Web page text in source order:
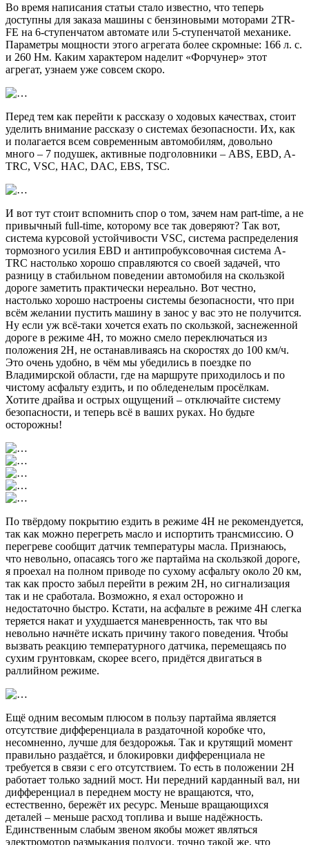
Во время написания статьи стало известно, что теперь
доступны для заказа машины с бензиновыми моторами 2TR-
FE на 6-ступенчатом автомате или 5-ступенчатой механике.
Параметры мощности этого агрегата более скромные: 166 л. с.
и 260 Нм. Каким характером наделит «Форчунер» этот
агрегат, узнаем уже совсем скоро.
Перед тем как перейти к рассказу о ходовых качествах, стоит
уделить внимание рассказу о системах безопасности. Их, как
и полагается всем современным автомобилям, довольно
много – 7 подушек, активные подголовники – ABS, EBD, A-
TRC, VSC, HAC, DAC, EBS, TSC.
И вот тут стоит вспомнить спор о том, зачем нам part-time, а не
привычный full-time, которому все так доверяют? Так вот,
система курсовой устойчивости VSC, система распределения
тормозного усилия EBD и антипробуксовочная система A-
TRC настолько хорошо справляются со своей задачей, что
разницу в стабильном поведении автомобиля на скользкой
дороге заметить практически нереально. Вот честно,
настолько хорошо настроены системы безопасности, что при
всём желании пустить машину в занос у вас это не получится.
Ну если уж всё-таки хочется ехать по скользкой, заснеженной
дороге в режиме 4H, то можно смело переключаться из
положения 2Н, не останавливаясь на скоростях до 100 км/ч.
Это очень удобно, в чём мы убедились в поездке по
Владимирской области, где на маршруте приходилось и по
чистому асфальту ездить, и по обледенелым просёлкам.
Хотите драйва и острых ощущений – отключайте систему
безопасности, и теперь всё в ваших руках. Но будьте
осторожны!
По твёрдому покрытию ездить в режиме 4Н не рекомендуется,
так как можно перегреть масло и испортить трансмиссию. О
перегреве сообщит датчик температуры масла. Признаюсь,
что невольно, опасаясь того же партайма на скользкой дороге,
я проехал на полном приводе по сухому асфальту около 20 км,
так как просто забыл перейти в режим 2Н, но сигнализация
так и не сработала. Возможно, я ехал осторожно и
недостаточно быстро. Кстати, на асфальте в режиме 4Н слегка
теряется накат и ухудшается маневренность, так что вы
невольно начнёте искать причину такого поведения. Чтобы
вызвать реакцию температурного датчика, перемещаясь по
сухим грунтовкам, скорее всего, придётся двигаться в
раллийном режиме.
Ещё одним весомым плюсом в пользу партайма является
отсутствие дифференциала в раздаточной коробке что,
несомненно, лучше для бездорожья. Так и крутящий момент
правильно раздаётся, и блокировки дифференциала не
требуется в связи с его отсутствием. То есть в положении 2Н
работает только задний мост. Ни передний карданный вал, ни
дифференциал в переднем мосту не вращаются, что,
естественно, бережёт их ресурс. Меньше вращающихся
деталей – меньше расход топлива и выше надёжность.
Единственным слабым звеном якобы может являться
электромотор размыкания полуоси, точно такой же, что